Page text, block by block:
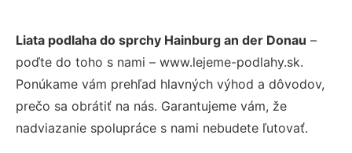
Liata podlaha do sprchy Hainburg an der Donau –
poďte do toho s nami – www.lejeme-podlahy.sk.
Ponúkame vám prehľad hlavných výhod a dôvodov,
prečo sa obrátiť na nás. Garantujeme vám, že
nadviazanie spolupráce s nami nebudete ľutovať.